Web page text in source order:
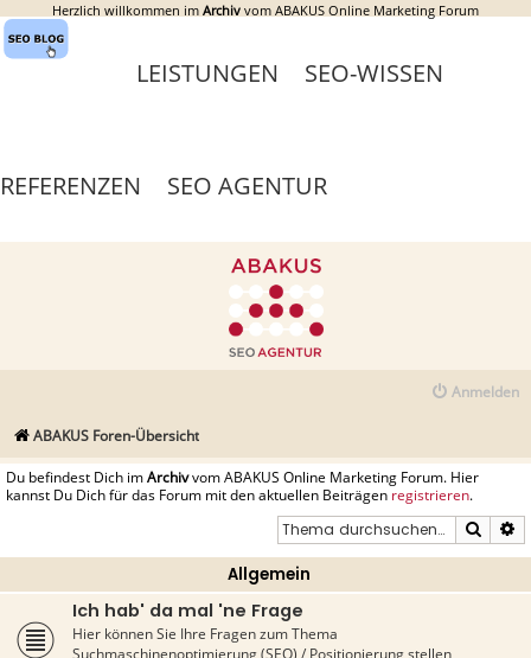
Herzlich willkommen im Archiv vom ABAKUS Online Marketing Forum
LEISTUNGEN SEO-WISSEN
REFERENZEN SEO AGENTUR
Anmelden
ABAKUS Foren-Übersicht
Du befindest Dich imArchivvom ABAKUS Online Marketing Forum. Hier
kannst Du Dich für das Forum mit den aktuellen Beiträgen registrieren.
Suche
Allgemein
Ich hab' da mal 'ne Frage
Hier können Sie Ihre Fragen zum Thema
Suchmaschinenoptimierung (SEO) / Positionierung stellen